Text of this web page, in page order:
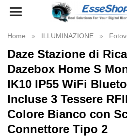
Toggle
Home ILLUMINAZIONE
Daze Stazione di
Dazebox Home S
IK10 IP55 WiFi
Incluse 3 Tessere
Colore Bianco con
Connettore Tipo 2